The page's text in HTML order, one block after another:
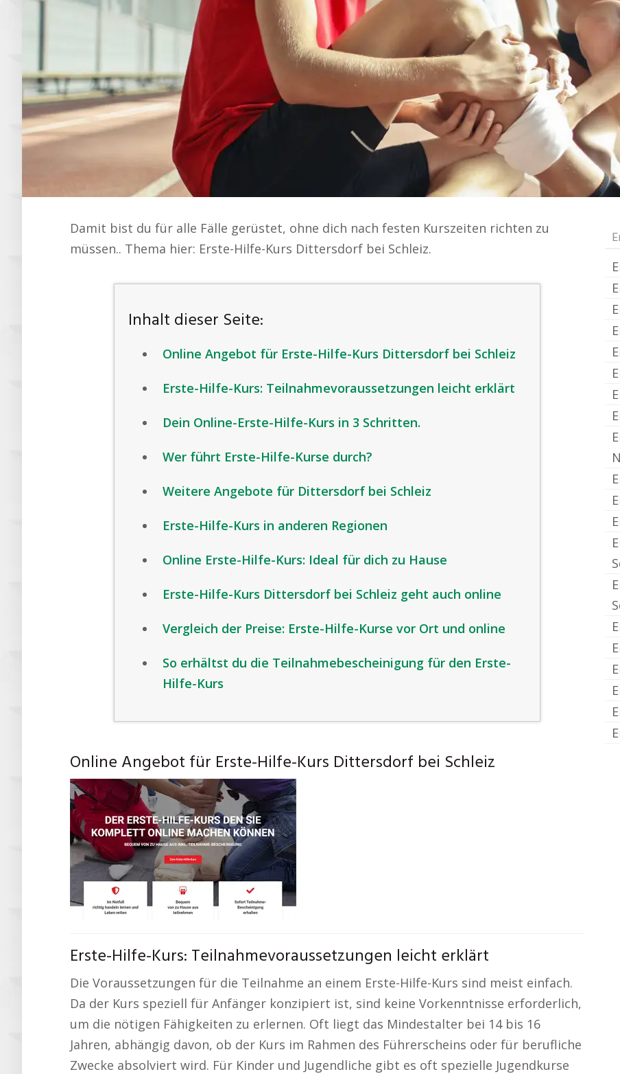
Damit bist du für alle Fälle gerüstet, ohne dich nach festen Kurszeiten richten zu
müssen.. Thema hier: Erste-Hilfe-Kurs Dittersdorf bei Schleiz.
Inhalt dieser Seite:
Online Angebot für Erste-Hilfe-Kurs Dittersdorf bei Schleiz
Erste-Hilfe-Kurs: Teilnahmevoraussetzungen leicht erklärt
Dein Online-Erste-Hilfe-Kurs in 3 Schritten.
Wer führt Erste-Hilfe-Kurse durch?
Weitere Angebote für Dittersdorf bei Schleiz
Erste-Hilfe-Kurs in anderen Regionen
Online Erste-Hilfe-Kurs: Ideal für dich zu Hause
Erste-Hilfe-Kurs Dittersdorf bei Schleiz geht auch online
Vergleich der Preise: Erste-Hilfe-Kurse vor Ort und online
So erhältst du die Teilnahmebescheinigung für den Erste-
Hilfe-Kurs
Online Angebot für Erste-Hilfe-Kurs Dittersdorf bei Schleiz
Erste-Hilfe-Kurs: Teilnahmevoraussetzungen leicht erklärt
Die Voraussetzungen für die Teilnahme an einem Erste-Hilfe-Kurs sind meist einfach.
Da der Kurs speziell für Anfänger konzipiert ist, sind keine Vorkenntnisse erforderlich,
um die nötigen Fähigkeiten zu erlernen. Oft liegt das Mindestalter bei 14 bis 16
Jahren, abhängig davon, ob der Kurs im Rahmen des Führerscheins oder für berufliche
Zwecke absolviert wird. Für Kinder und Jugendliche gibt es oft spezielle Jugendkurse